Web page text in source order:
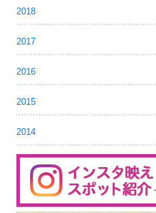
2018
2017
2016
2015
2014